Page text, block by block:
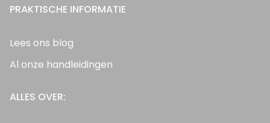
PRAKTISCHE INFORMATIE
Lees ons blog
Al onze handleidingen
ALLES OVER: